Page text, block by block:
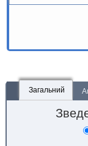
Загальний